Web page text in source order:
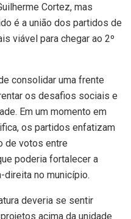
Cortez, mas
é a união dos partidos de
viável para chegar ao 2º
consolidar uma frente
os desafios sociais e
Em um momento em
os partidos enfatizam
de votos entre
poderia fortalecer a
direita no município.
deveria se sentir
acima da unidade